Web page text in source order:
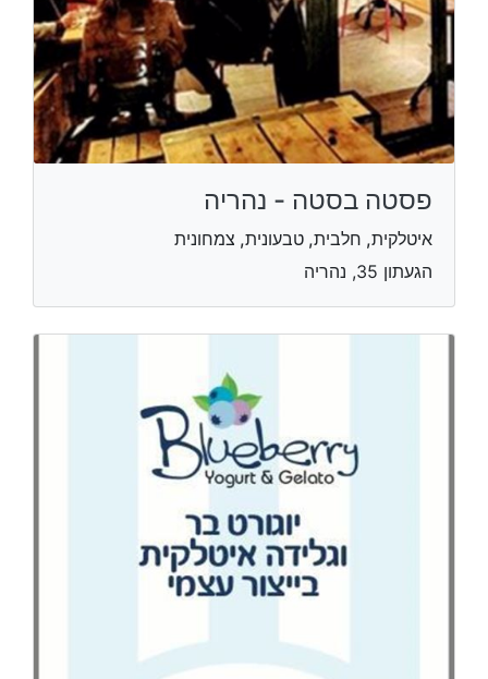
פסטה בסטה - נהריה
איטלקית, חלבית, טבעונית, צמחונית
הגעתון 35, נהריה